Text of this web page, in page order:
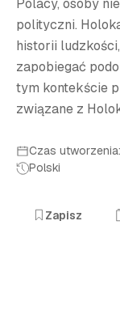
Polacy, osoby
polityczni.
historii
zapobiegać
tym kontekście
związane z
Czas
Polski
Zapisz